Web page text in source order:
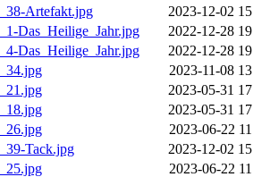
Artefakt.jpg
2023-12-02
Das_Heilige_Jahr.jpg
2022-12-28
Das_Heilige_Jahr.jpg
2022-12-28
2023-11-08
2023-05-31
2023-05-31
2023-06-22
Tack.jpg
2023-12-02
2023-06-22